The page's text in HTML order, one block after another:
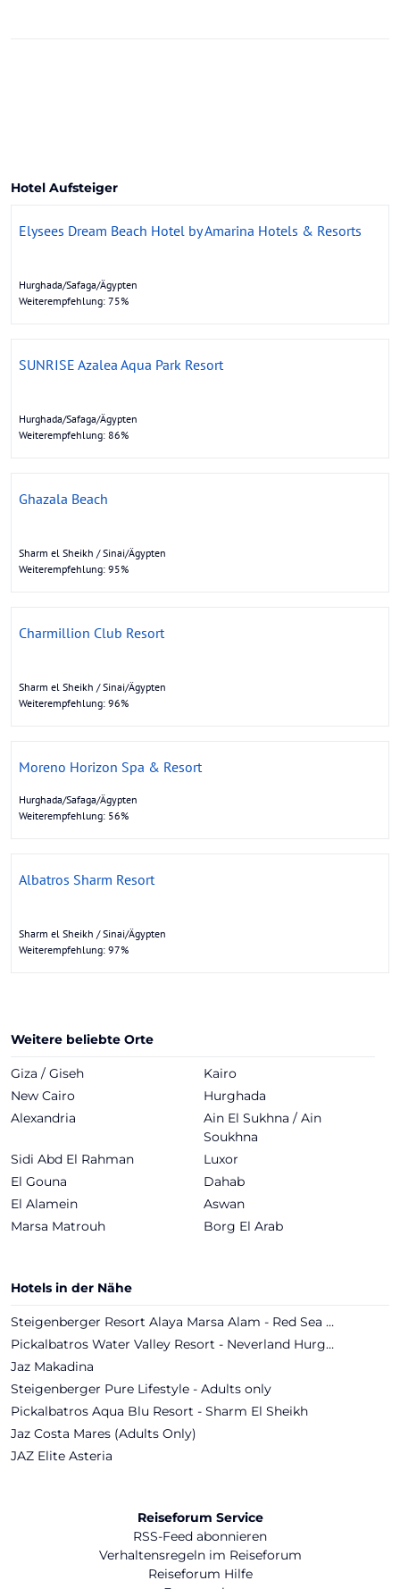
Hotel Aufsteiger
Elysees Dream Beach Hotel by Amarina Hotels & Resorts
Hurghada/Safaga/Ägypten
Weiterempfehlung: 75%
SUNRISE Azalea Aqua Park Resort
Hurghada/Safaga/Ägypten
Weiterempfehlung: 86%
Ghazala Beach
Sharm el Sheikh / Sinai/Ägypten
Weiterempfehlung: 95%
Charmillion Club Resort
Sharm el Sheikh / Sinai/Ägypten
Weiterempfehlung: 96%
Moreno Horizon Spa & Resort
Hurghada/Safaga/Ägypten
Weiterempfehlung: 56%
Albatros Sharm Resort
Sharm el Sheikh / Sinai/Ägypten
Weiterempfehlung: 97%
Weitere beliebte Orte
Giza / Giseh
Kairo
New Cairo
Hurghada
Alexandria
Ain El Sukhna / Ain
Soukhna
Sidi Abd El Rahman
Luxor
El Gouna
Dahab
El Alamein
Aswan
Marsa Matrouh
Borg El Arab
Hotels in der Nähe
Steigenberger Resort Alaya Marsa Alam - Red Sea - Adults only
Pickalbatros Water Valley Resort - Neverland Hurghada
Jaz Makadina
Steigenberger Pure Lifestyle - Adults only
Pickalbatros Aqua Blu Resort - Sharm El Sheikh
Jaz Costa Mares (Adults Only)
JAZ Elite Asteria
Reiseforum Service
RSS-Feed abonnieren
Verhaltensregeln im Reiseforum
Reiseforum Hilfe